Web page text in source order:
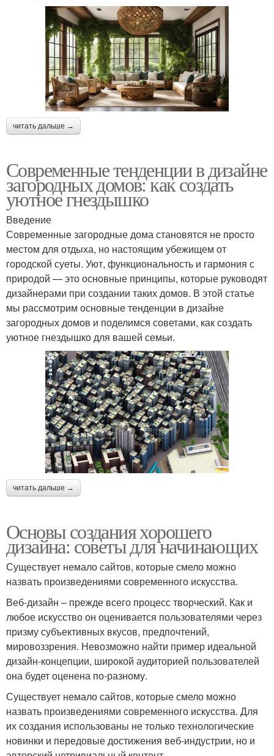
читать дальше →
Современные тенденции в дизайне
загородных домов: как создать
уютное гнездышко
Введение
Современные загородные дома становятся не просто
местом для отдыха, но настоящим убежищем от
городской суеты. Уют, функциональность и гармония с
природой — это основные принципы, которые руководят
дизайнерами при создании таких домов. В этой статье
мы рассмотрим основные тенденции в дизайне
загородных домов и поделимся советами, как создать
уютное гнездышко для вашей семьи.
читать дальше →
Основы создания хорошего
дизайна: советы для начинающих
Существует немало сайтов, которые смело можно
назвать произведениями современного искусства.
Веб-дизайн – прежде всего процесс творческий. Как и
любое искусство он оценивается пользователями через
призму субъективных вкусов, предпочтений,
мировоззрения. Невозможно найти пример идеальной
дизайн-концепции, широкой аудиторией пользователей
она будет оценена по-разному.
Существует немало сайтов, которые смело можно
назвать произведениями современного искусства. Для
их создания использованы не только технологические
новинки и передовые достижения веб-индустрии, но и